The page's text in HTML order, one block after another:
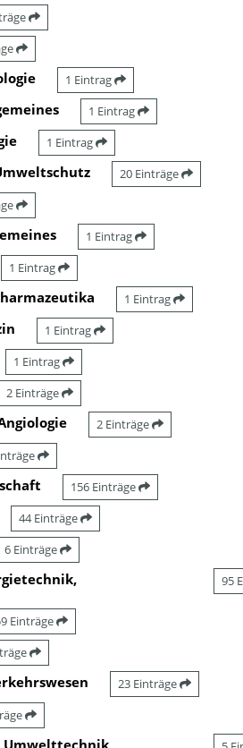
1 Eintrag
1 Eintrag
1 Eintrag
20 Einträge
1 Eintrag
1 Eintrag
1 Eintrag
1 Eintrag
1 Eintrag
2 Einträge
2 Einträge
156 Einträge
44 Einträge
6 Einträge
95
Einträge
23 Einträge
Umwelttechnik,